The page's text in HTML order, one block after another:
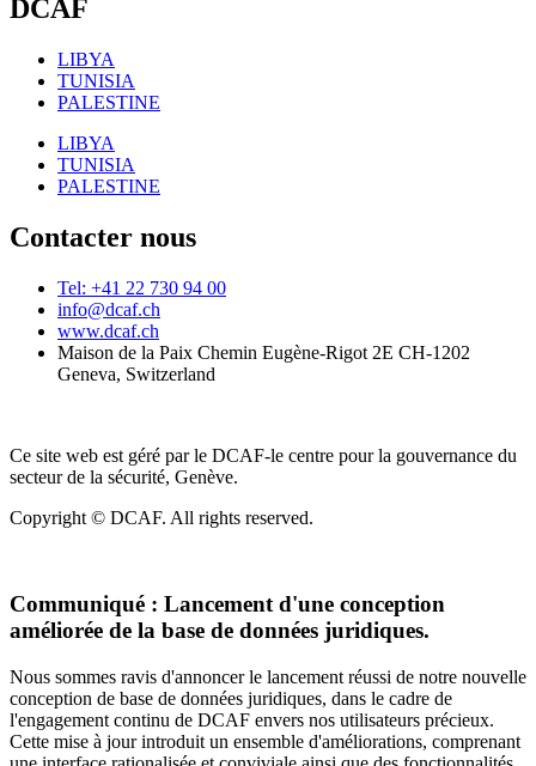
DCAF
LIBYA
TUNISIA
PALESTINE
LIBYA
TUNISIA
PALESTINE
Contacter nous
Tel: +41 22 730 94 00
info@dcaf.ch
www.dcaf.ch
Maison de la Paix Chemin Eugène-Rigot 2E CH-1202
Geneva, Switzerland
Ce site web est géré par le DCAF-le centre pour la gouvernance du
secteur de la sécurité, Genève.
Copyright © DCAF. All rights reserved.
Communiqué : Lancement d'une conception
améliorée de la base de données juridiques.
Nous sommes ravis d'annoncer le lancement réussi de notre nouvelle
conception de base de données juridiques, dans le cadre de
l'engagement continu de DCAF envers nos utilisateurs précieux.
Cette mise à jour introduit un ensemble d'améliorations, comprenant